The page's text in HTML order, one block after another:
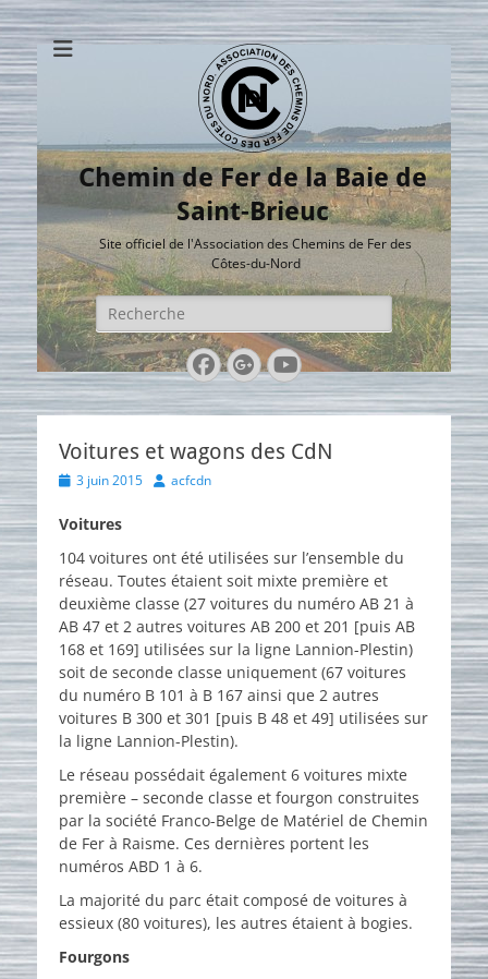
Chemin de Fer de la Baie de
Saint-Brieuc
Site officiel de l'Association des Chemins de Fer des
Côtes-du-Nord
Rechercher :
Facebook
Googleplus
YouTube
Voitures et wagons des CdN
Posted3 juin 2015 Author
acfcdn
Voitures
104 voitures ont été utilisées sur l’ensemble du
réseau. Toutes étaient soit mixte première et
deuxième classe (27 voitures du numéro AB 21 à
AB 47 et 2 autres voitures AB 200 et 201 [puis AB
168 et 169] utilisées sur la ligne Lannion-Plestin)
soit de seconde classe uniquement (67 voitures
du numéro B 101 à B 167 ainsi que 2 autres
voitures B 300 et 301 [puis B 48 et 49] utilisées sur
la ligne Lannion-Plestin).
Le réseau possédait également 6 voitures mixte
première – seconde classe et fourgon construites
par la société Franco-Belge de Matériel de Chemin
de Fer à Raisme. Ces dernières portent les
numéros ABD 1 à 6.
La majorité du parc était composé de voitures à
essieux (80 voitures), les autres étaient à bogies.
Fourgons